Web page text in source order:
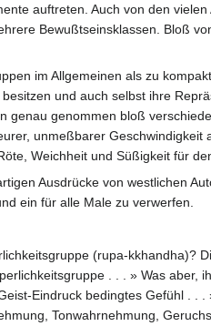
auftreten. Auch von den
Bewußtseinsklassen. Bloß
im Allgemeinen als zu
und auch selbst ihre
genau genommen bloß
unmeßbarer
Weichheit und Süßigkeit für
Ausdrücke von westlichen
ein für alle Male zu verwerfen.
(rupa-kkhandha)?
. . . » Was aber,
Eindruck bedingtes Gefühl . .
Tonwahrnehmung,